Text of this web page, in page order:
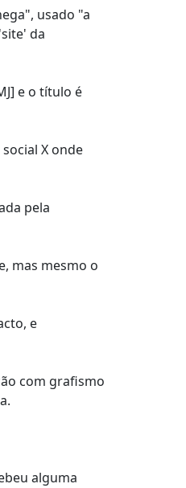
usado "a
da
e o título é
X onde
pela
mas mesmo o
e
com grafismo
alguma